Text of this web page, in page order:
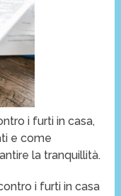
i furti in casa,
e come
la tranquillità.
i furti in casa